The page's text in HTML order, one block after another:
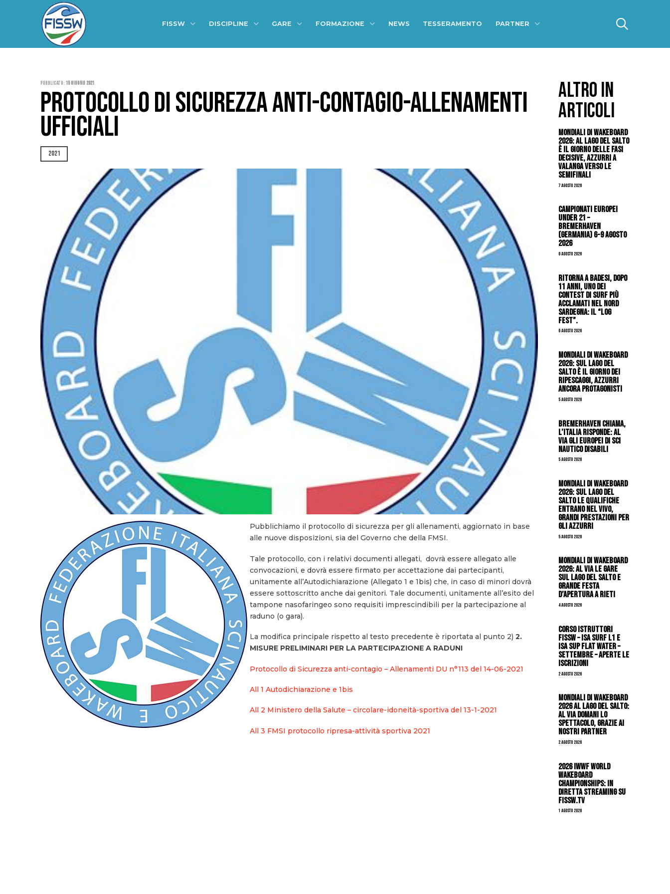
FISSW DISCIPLINE GARE FORMAZIONE NEWS TESSERAMENTO PARTNER
Pubblicato: 15 Giugno 2021
PROTOCOLLO DI SICUREZZA ANTI-CONTAGIO-ALLENAMENTI
UFFICIALI
2021
Pubblichiamo il protocollo di sicurezza per gli allenamenti, aggiornato in base
alle nuove disposizioni, sia del Governo che della FMSI.
Tale protocollo, con i relativi documenti allegati, dovrà essere allegato alle
convocazioni, e dovrà essere firmato per accettazione dai partecipanti,
unitamente all’Autodichiarazione (Allegato 1 e 1bis) che, in caso di minori dovrà
essere sottoscritto anche dai genitori. Tale documenti, unitamente all’esito del
tampone nasofaringeo sono requisiti imprescindibili per la partecipazione al
raduno (o gara).
La modifica principale rispetto al testo precedente è riportata al punto 2) 2.
MISURE PRELIMINARI PER LA PARTECIPAZIONE A RADUNI
Protocollo di Sicurezza anti-contagio – Allenamenti DU n°113 del 14-06-2021
All 1 Autodichiarazione e 1bis
All 2 Ministero della Salute – circolare-idoneità-sportiva del 13-1-2021
All 3 FMSI protocollo ripresa-attività sportiva 2021
ALTRO IN
ARTICOLI
Mondiali di Wakeboard
2026: al Lago del Salto
è il giorno delle fasi
decisive, azzurri a
valanga verso le
semifinali
7 Agosto 2026
Campionati Europei
Under 21 –
Bremerhaven
(Germania) 6-9 agosto
2026
6 Agosto 2026
Ritorna a Badesi, dopo
11 anni, uno dei
contest di surf più
acclamati nel nord
Sardegna: il “Log
Fest”.
6 Agosto 2026
Mondiali di Wakeboard
2026: sul Lago del
Salto è il giorno dei
ripescaggi, azzurri
ancora protagonisti
5 Agosto 2026
Bremerhaven chiama,
l’Italia risponde: al
via gli Europei di Sci
Nautico Disabili
5 Agosto 2026
Mondiali di Wakeboard
2026: sul Lago del
Salto le qualifiche
entrano nel vivo,
grandi prestazioni per
gli azzurri
5 Agosto 2026
Mondiali di Wakeboard
2026: al via le gare
sul Lago del Salto e
grande festa
d’apertura a Rieti
4 Agosto 2026
CORSO ISTRUTTORI
FISSW – ISA SURF L1 e
ISA SUP Flat Water –
SETTEMBRE – APERTE LE
ISCRIZIONI
2 Agosto 2026
Mondiali di Wakeboard
2026 al Lago del Salto:
al via domani lo
spettacolo, grazie ai
nostri Partner
2 Agosto 2026
2026 IWWF WORLD
WAKEBOARD
CHAMPIONSHIPS: IN
DIRETTA STREAMING SU
FISSW.TV
1 Agosto 2026